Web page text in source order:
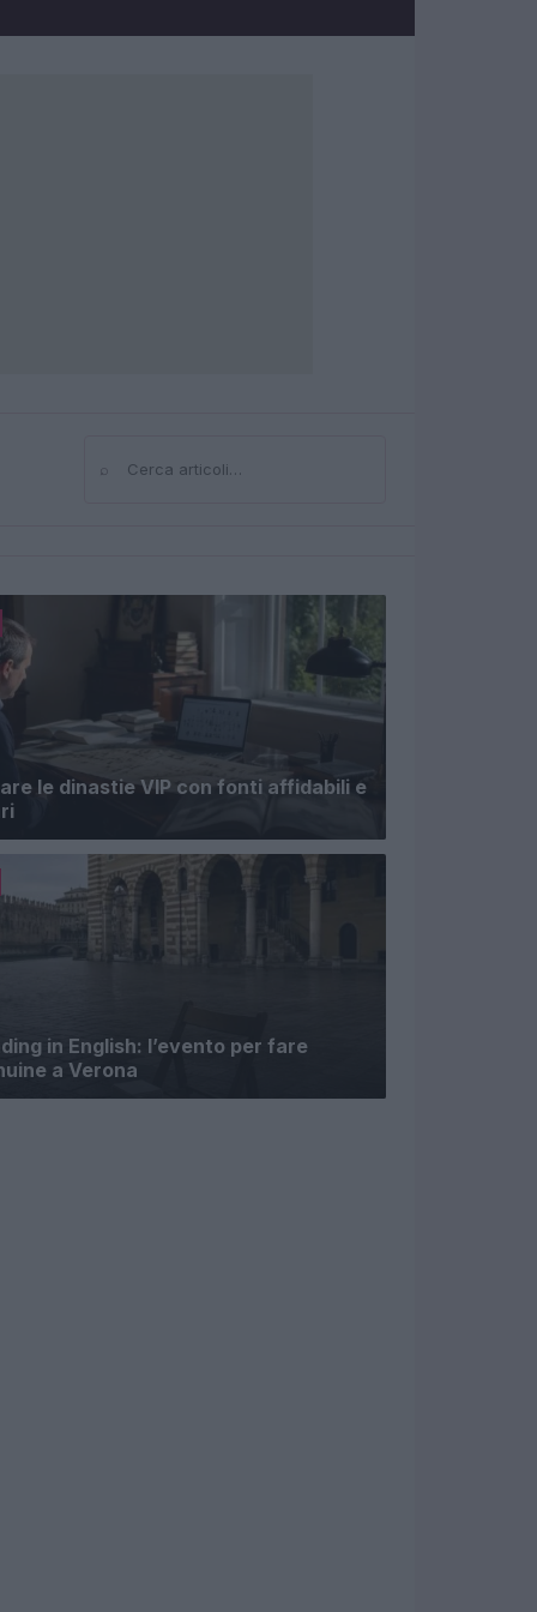
⌕Cerca
le dinastie VIP con fonti affidabili e
in English: l’evento per fare
a Verona